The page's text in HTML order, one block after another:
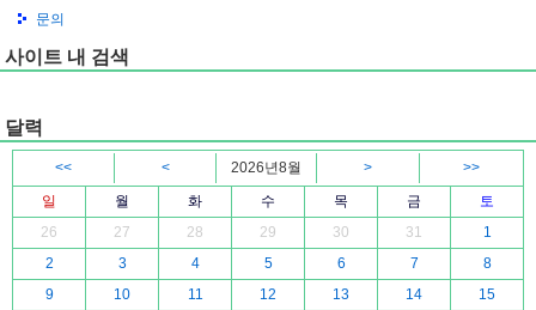
문의
사이트 내 검색
달력
<< < 2026년8월 >
>>
일
월 화 수 목 금
토
26
27 28 29 30 31
1
2
3 4 5 6 7
8
9
10 11 12 13 14
15